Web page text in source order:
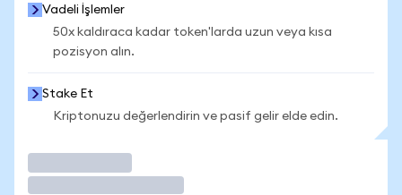
Vadeli İşlemler
50x kaldıraca kadar token'larda uzun veya kısa
pozisyon alın.
Stake Et
Kriptonuzu değerlendirin ve pasif gelir elde edin.